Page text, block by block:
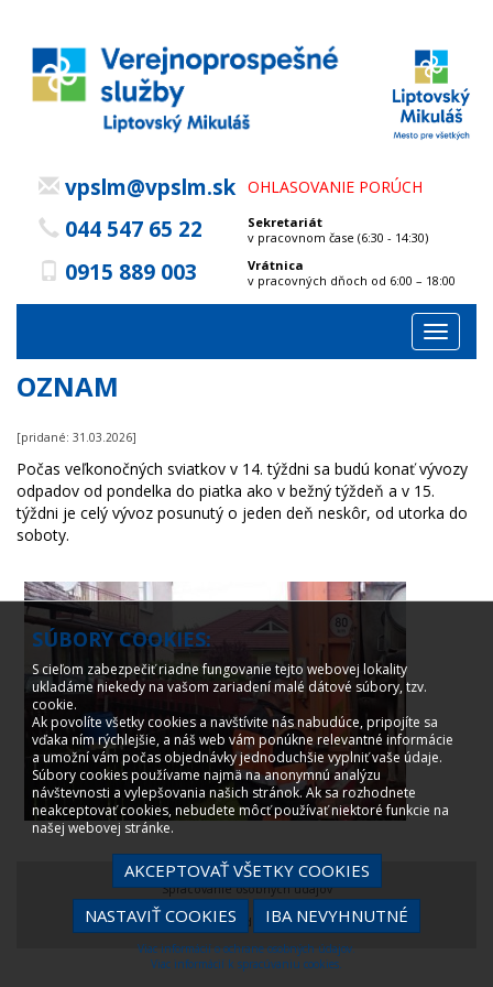
vpslm@vpslm.sk OHLASOVANIE PORÚCH
044 547 65 22
Sekretariát
v pracovnom čase (6:30 - 14:30)
0915 889 003
Vrátnica
v pracovných dňoch od 6:00 – 18:00
Toggle
OZNAM
[pridané: 31.03.2026]
Počas veľkonočných sviatkov v 14. týždni sa budú konať vývozy
odpadov od pondelka do piatka ako v bežný týždeň a v 15.
týždni je celý vývoz posunutý o jeden deň neskôr, od utorka do
soboty.
Spracovanie osobných údajov
© 2008 - 2022, created by creative solution
SÚBORY COOKIES:
S cieľom zabezpečiť riadne fungovanie tejto webovej lokality
ukladáme niekedy na vašom zariadení malé dátové súbory, tzv.
cookie.
Ak povolíte všetky cookies a navštívite nás nabudúce, pripojíte sa
vďaka ním rýchlejšie, a náš web vám ponúkne relevantné informácie
a umožní vám počas objednávky jednoduchšie vyplniť vaše údaje.
Súbory cookies používame najmä na anonymnú analýzu
návštevnosti a vylepšovania našich stránok. Ak sa rozhodnete
neakceptovať cookies, nebudete môcť používať niektoré funkcie na
našej webovej stránke.
AKCEPTOVAŤ VŠETKY COOKIES
NASTAVIŤ COOKIES IBA NEVYHNUTNÉ
Viac informácií o ochrane osobných údajov.
Viac informácií k spracúvaniu cookies.